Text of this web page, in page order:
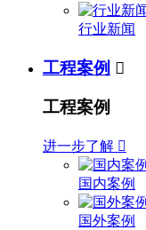
行业新闻
工程案例 
工程案例
进一步了解 
国内案例
国外案例